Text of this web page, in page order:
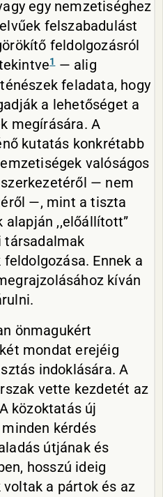
egy nemzetiséghez
felszabadulást
feldolgozásról
1— alig
feladata, hogy
a lehetőséget a
megírására. A
kutatás konkrétabb
valóságos
— nem
—, mint a tiszta
alapján ,,előállított”
társadalmak
Ennek a
kíván
önmagukért
mondat erejéig
indoklására. A
vette kezdetét az
közoktatás új
kérdés
útjának és
hosszú ideig
a pártok és az